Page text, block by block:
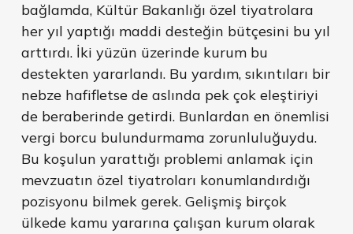
bağlamda, Kültür Bakanlığı özel tiyatrolara
her yıl yaptığı maddi desteğin bütçesini bu yıl
arttırdı. İki yüzün üzerinde kurum bu
destekten yararlandı. Bu yardım, sıkıntıları bir
nebze hafifletse de aslında pek çok eleştiriyi
de beraberinde getirdi. Bunlardan en önemlisi
vergi borcu bulundurmama zorunluluğuydu.
Bu koşulun yarattığı problemi anlamak için
mevzuatın özel tiyatroları konumlandırdığı
pozisyonu bilmek gerek. Gelişmiş birçok
ülkede kamu yararına çalışan kurum olarak